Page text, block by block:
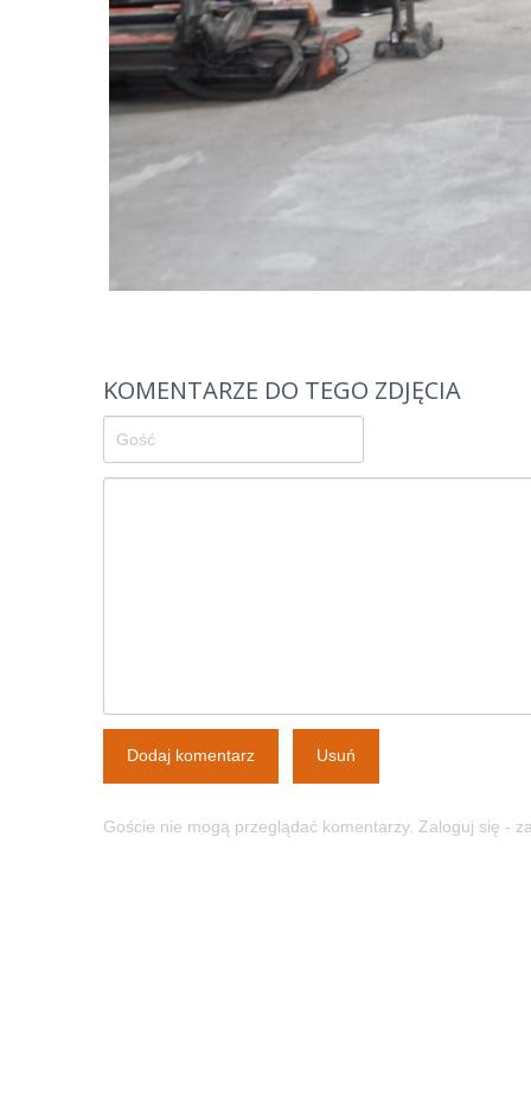
KOMENTARZE DO TEGO ZDJĘCIA
Dodaj komentarz Usuń
Goście nie mogą przeglądać komentarzy. Zaloguj się -